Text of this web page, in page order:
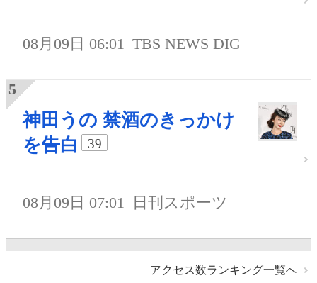
08月09日 06:01 TBS NEWS DIG
神田うの 禁酒のきっかけ
を告白
39
08月09日 07:01 日刊スポーツ
アクセス数ランキング一覧へ